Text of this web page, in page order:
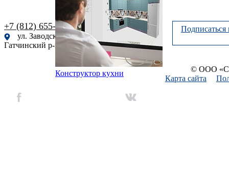
Конструктор кухни
+7 (812) 655-61-51
ул. Заводская, 9, корп. 2, г.п. Сиверский,
Гатчинский р-н, Ленинградская обл., Россия
Подписаться
© ООО
Карта сайта